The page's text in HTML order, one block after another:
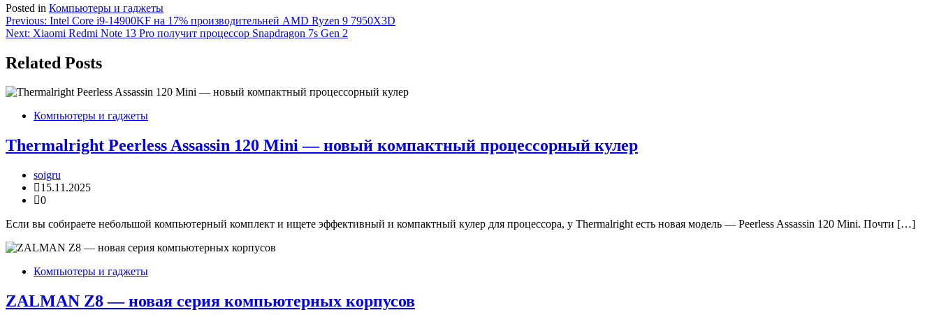
Posted in Компьютеры и гаджеты
Навигация
по
записям
Previous: Intel Core i9-14900KF на 17% производительней AMD Ryzen 9 7950X3D
Next: Xiaomi Redmi Note 13 Pro получит процессор Snapdragon 7s Gen 2
Related Posts
Компьютеры и гаджеты
Thermalright Peerless Assassin 120 Mini — новый компактный процессорный кулер
soigru
15.11.2025
0
Если вы собираете небольшой компьютерный комплект и ищете эффективный и компактный кулер для процессора, у Thermalright есть новая модель — Peerless Assassin 120 Mini. Почти […]
Компьютеры и гаджеты
ZALMAN Z8 — новая серия компьютерных корпусов